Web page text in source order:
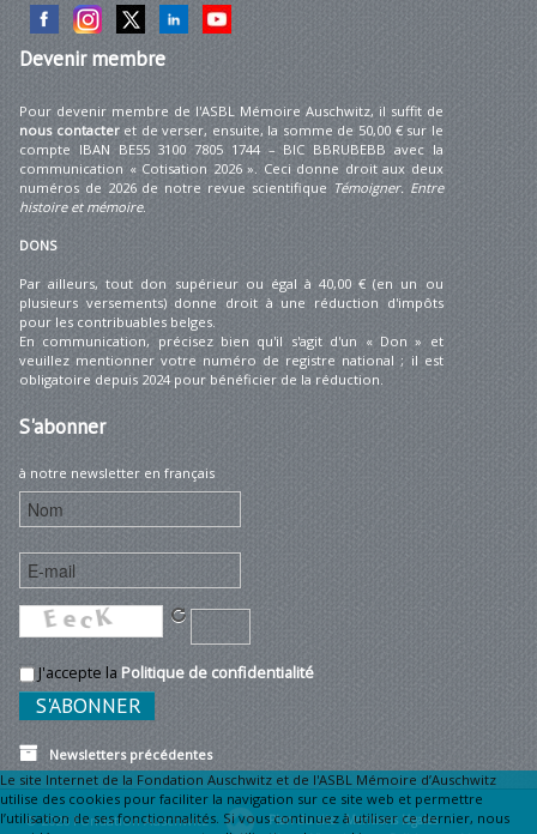
Devenirmembre
Pour devenir membre de l'ASBL Mémoire Auschwitz, il suffit de
nous contacteret de verser, ensuite, la somme de 50,00 € sur le
compte IBAN BE55 3100 7805 1744 – BIC BBRUBEBB avec la
communication « Cotisation 2026 ». Ceci donne droit aux deux
numéros de 2026 de notre revue scientifique Témoigner. Entre
histoire et mémoire.
DONS
Par ailleurs, tout don supérieur ou égal à 40,00 € (en un ou
plusieurs versements) donne droit à une réduction d'impôts
pour les contribuables belges.
En communication, précisez bien qu'il s'agit d'un « Don » et
veuillez mentionner votre numéro de registre national ; il est
obligatoire depuis 2024 pour bénéficier de la réduction.
S'abonner
à notre newsletter en français
J'accepte la Politique de confidentialité
Newsletters précédentes
Plan du site Mentions légales •
© 2026 Fondation Auschwitz
Le site Internet de la Fondation Auschwitz et de l'ASBL Mémoire d’Auschwitz
utilise des cookies pour faciliter la navigation sur ce site web et permettre
l’utilisation de ses fonctionnalités. Si vous continuez à utiliser ce dernier, nous